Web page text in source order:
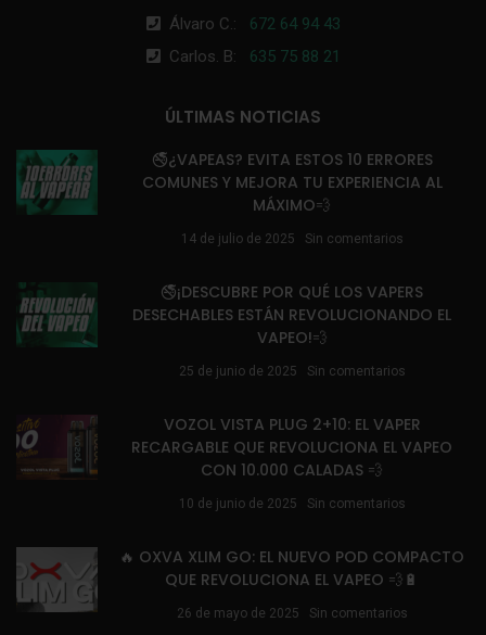
Álvaro C.: 672 64 94 43
Carlos. B: 635 75 88 21
ÚLTIMAS NOTICIAS
🚭¿VAPEAS? EVITA ESTOS 10 ERRORES
COMUNES Y MEJORA TU EXPERIENCIA AL
MÁXIMO💨
14 de julio de 2025 Sin comentarios
🚭¡DESCUBRE POR QUÉ LOS VAPERS
DESECHABLES ESTÁN REVOLUCIONANDO EL
VAPEO!💨
25 de junio de 2025 Sin comentarios
VOZOL VISTA PLUG 2+10: EL VAPER
RECARGABLE QUE REVOLUCIONA EL VAPEO
CON 10.000 CALADAS 💨
10 de junio de 2025 Sin comentarios
🔥 OXVA XLIM GO: EL NUEVO POD COMPACTO
QUE REVOLUCIONA EL VAPEO 💨🔋
26 de mayo de 2025 Sin comentarios